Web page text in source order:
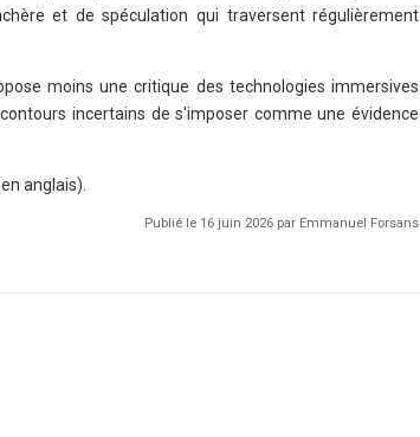
et de spéculation qui traversent régulièrement
moins une critique des technologies immersives
incertains de s'imposer comme une évidence
anglais).
Publié le 16 juin 2026 par Emmanuel Forsans